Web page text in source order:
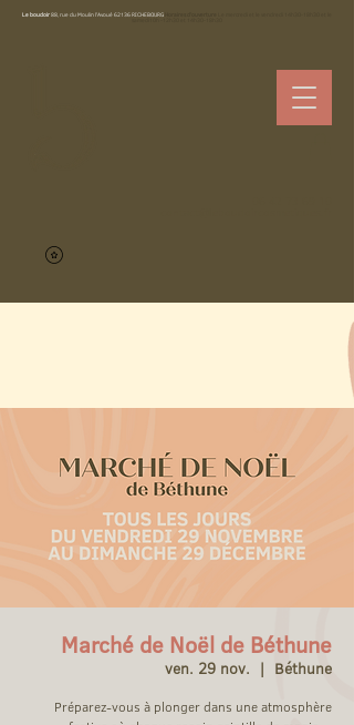
Le boudoir88, rue du Moulin l'Avoué 62136 RICHEBOURG
Marché de Noël de Béthune
ven. 29 nov.
  |
Béthune
Préparez-vous à plonger dans une atmosphère